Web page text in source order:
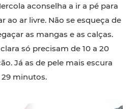
aconselha a ir a pé para
ao ar livre. Não se esqueça de
as mangas e as calças.
só precisam de 10 a 20
Já as de pele mais escura
minutos.